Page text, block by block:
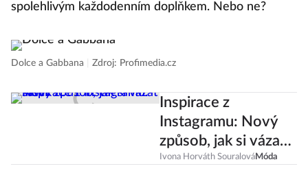
spolehlivým každodenním doplňkem. Nebo ne?
Dolce a Gabbana Zdroj: Profimedia.cz
Inspirace z
Instagramu: Nový
způsob, jak si vázat
šátek
Ivona Horváth SouralováMóda